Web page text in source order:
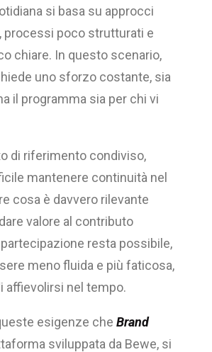
si basa su approcci
processi poco strutturati e
chiare. In questo scenario,
uno sforzo costante, sia
il programma sia per chi vi
di riferimento condiviso,
mantenere continuità nel
cosa è davvero rilevante
valore al contributo
resta possibile,
meno fluida e più faticosa,
affievolirsi nel tempo.
esigenze che Brand
sviluppata da Bewe, si